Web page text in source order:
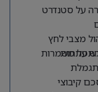
על סטנדרט
מצבי לחץ
על משמרות
התפתחות
קיבוצי